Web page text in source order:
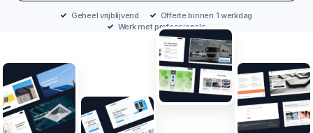
Geheel vrijblijvend
Offerte binnen 1 werkdag
Werk met professionals